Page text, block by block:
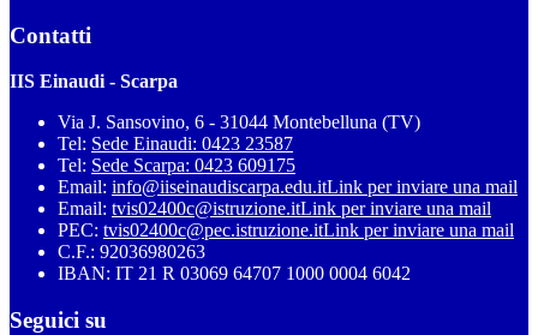
Contatti
IIS Einaudi - Scarpa
Via J. Sansovino, 6 - 31044 Montebelluna (TV)
Tel: Sede Einaudi: 0423 23587
Tel: Sede Scarpa: 0423 609175
Email: info@iiseinaudiscarpa.edu.itLink per inviare una mail
Email: tvis02400c@istruzione.itLink per inviare una mail
PEC: tvis02400c@pec.istruzione.itLink per inviare una mail
C.F.: 92036980263
IBAN: IT 21 R 03069 64707 1000 0004 6042
Seguici su